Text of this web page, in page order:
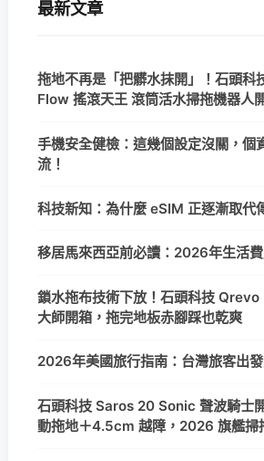
最新文章
拖地不再是「把髒水抹開」！石頭
Flow 搖滾天王 滾筒活水掃拖機器人
手機安全健檢：這幾個設定沒關，個
流！
科技新知：為什麼 eSIM 正逐漸取代
移居馬來西亞前必讀：2026年生活
鎖水拖布技術下放！石頭科技
大師開箱，拖完地板赤腳踩也乾爽
2026年美國旅行指南：台灣旅客出
石頭科技 Saros 20 Sonic 聲波騎士
動拖地＋4.5cm 越障，2026 旗艦掃